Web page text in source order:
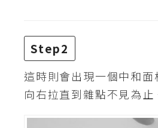
Step2
這時則會出現一個中和面
向右拉直到雜點不見為止